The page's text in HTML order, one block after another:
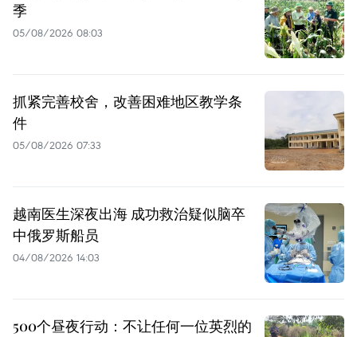
季
05/08/2026 08:03
抓紧完善校舍，改善困难地区教学条
件
05/08/2026 07:33
越南医生深夜出海 成功救治疑似脑卒
中俄罗斯船员
04/08/2026 14:03
500个昼夜行动：不让任何一位英烈的